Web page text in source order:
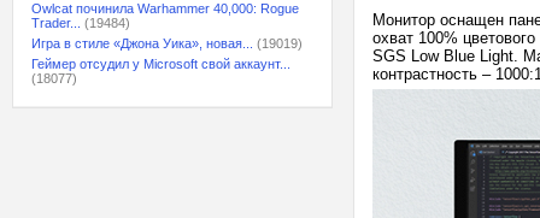
Owlcat починила Warhammer 40,000: Rogue
Trader...
(19484)
Игра в стиле «Джона Уика», новая...
(19019)
Геймер отсудил у Microsoft свой аккаунт...
(18077)
Монитор оснащен
охват 100%
SGS Low Blue Light.
контрастность –